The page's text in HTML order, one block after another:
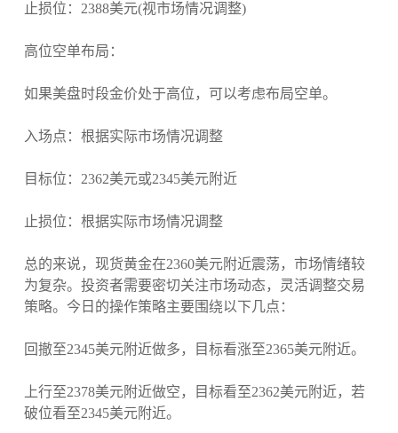
止损位：2388美元(视市场情况调整)
高位空单布局：
如果美盘时段金价处于高位，可以考虑布局空单。
入场点：根据实际市场情况调整
目标位：2362美元或2345美元附近
止损位：根据实际市场情况调整
总的来说，现货黄金在2360美元附近震荡，市场情绪较
为复杂。投资者需要密切关注市场动态，灵活调整交易
策略。今日的操作策略主要围绕以下几点：
回撤至2345美元附近做多，目标看涨至2365美元附近。
上行至2378美元附近做空，目标看至2362美元附近，若
破位看至2345美元附近。